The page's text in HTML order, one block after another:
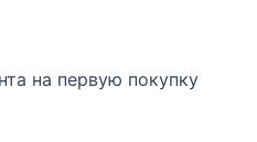
на первую покупку